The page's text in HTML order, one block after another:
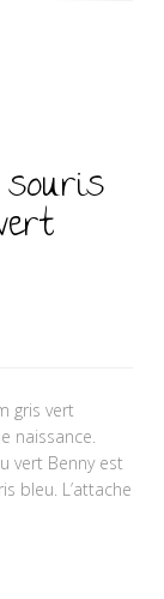
gris vert
naissance.
vert Benny est
bleu. L’attache